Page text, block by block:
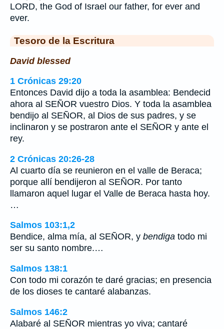
LORD, the God of Israel our father, for ever and
ever.
Tesoro de la Escritura
David blessed
1 Crónicas 29:20
Entonces David dijo a toda la asamblea: Bendecid
ahora al SEÑOR vuestro Dios. Y toda la asamblea
bendijo al SEÑOR, al Dios de sus padres, y se
inclinaron y se postraron ante el SEÑOR y ante el
rey.
2 Crónicas 20:26-28
Al cuarto día se reunieron en el valle de Beraca;
porque allí bendijeron al SEÑOR. Por tanto
llamaron aquel lugar el Valle de Beraca hasta hoy.
…
Salmos 103:1,2
Bendice, alma mía, al SEÑOR, y bendiga todo mi
ser su santo nombre.…
Salmos 138:1
Con todo mi corazón te daré gracias; en presencia
de los dioses te cantaré alabanzas.
Salmos 146:2
Alabaré al SEÑOR mientras yo viva; cantaré